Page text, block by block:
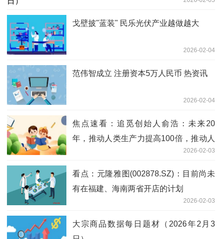
戈壁披"蓝装" 民乐光伏产业越做越大
2026-02-04
范伟智成立 注册资本5万人民币 热资讯
2026-02-04
焦点速看：追觅创始人俞浩：未来20
年，推动人类生产力提高100倍，推动人
2026-02-03
看点：元隆雅图(002878.SZ)：目前尚未
有在福建、海南两省开店的计划
2026-02-03
大宗商品数据每日题材（2026年2月3